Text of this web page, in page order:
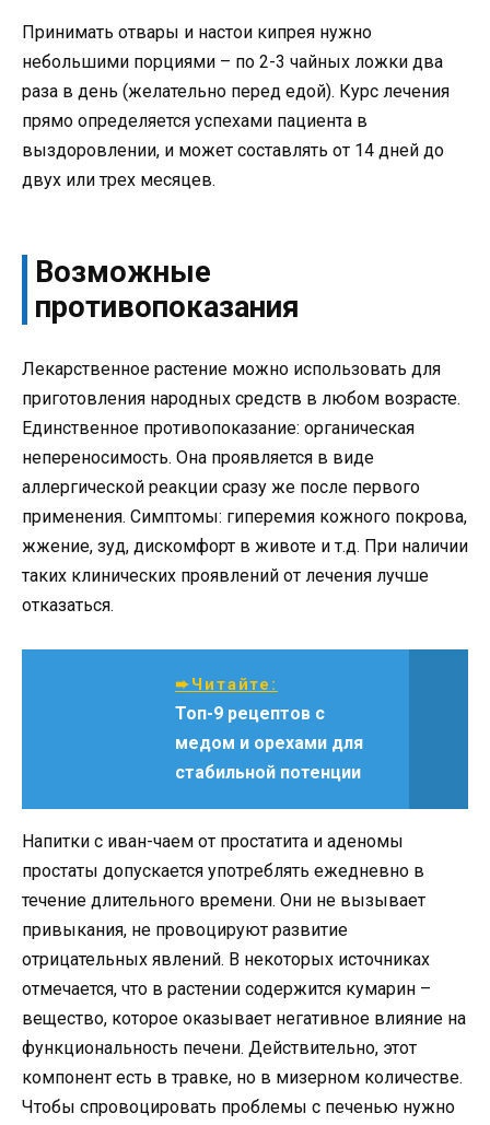
Принимать отвары и настои кипрея нужно
небольшими порциями – по 2-3 чайных ложки два
раза в день (желательно перед едой). Курс лечения
прямо определяется успехами пациента в
выздоровлении, и может составлять от 14 дней до
двух или трех месяцев.
Возможные
противопоказания
Лекарственное растение можно использовать для
приготовления народных средств в любом возрасте.
Единственное противопоказание: органическая
непереносимость. Она проявляется в виде
аллергической реакции сразу же после первого
применения. Симптомы: гиперемия кожного покрова,
жжение, зуд, дискомфорт в животе и т.д. При наличии
таких клинических проявлений от лечения лучше
отказаться.
➨Читайте:
Топ-9 рецептов с
медом и орехами для
стабильной потенции
Напитки с иван-чаем от простатита и аденомы
простаты допускается употреблять ежедневно в
течение длительного времени. Они не вызывает
привыкания, не провоцируют развитие
отрицательных явлений. В некоторых источниках
отмечается, что в растении содержится кумарин –
вещество, которое оказывает негативное влияние на
функциональность печени. Действительно, этот
компонент есть в травке, но в мизерном количестве.
Чтобы спровоцировать проблемы с печенью нужно